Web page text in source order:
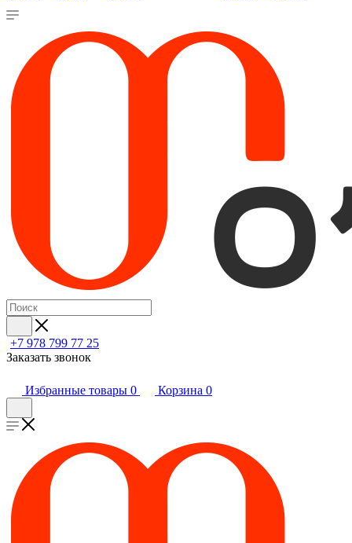
+7 978 799 77 25
Заказать звонок
Избранные товары 0 Корзина 0